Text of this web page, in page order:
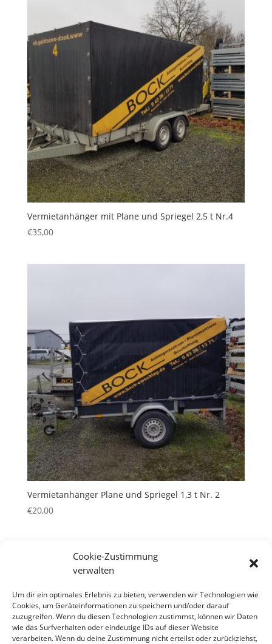
Cookie-Zustimmung
verwalten
Um dir ein optimales Erlebnis zu bieten, verwenden wir Technologien wie
Cookies, um Geräteinformationen zu speichern und/oder darauf
zuzugreifen. Wenn du diesen Technologien zustimmst, können wir Daten
wie das Surfverhalten oder eindeutige IDs auf dieser Website
verarbeiten. Wenn du deine Zustimmung nicht erteilst oder zurückziehst,
Vermietanhänger mit Plane und Spriegel 2,5 t Nr.4
€35,00
Vermietanhänger Plane und Spriegel 1,3 t Nr. 2
€20,00
Neueste Beiträge
Hallo Welt!